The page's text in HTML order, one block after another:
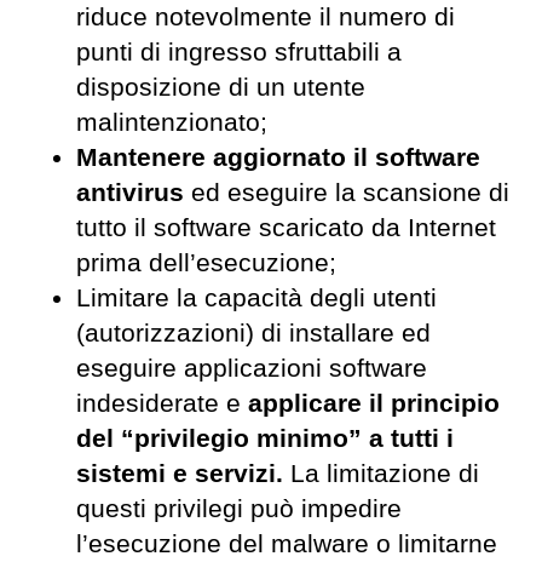
riduce notevolmente il numero di
punti di ingresso sfruttabili a
disposizione di un utente
malintenzionato;
Mantenere aggiornato il software
antivirus ed eseguire la scansione di
tutto il software scaricato da Internet
prima dell’esecuzione;
Limitare la capacità degli utenti
(autorizzazioni) di installare ed
eseguire applicazioni software
indesiderate e applicare il principio
del “privilegio minimo” a tutti i
sistemi e servizi. La limitazione di
questi privilegi può impedire
l’esecuzione del malware o limitarne